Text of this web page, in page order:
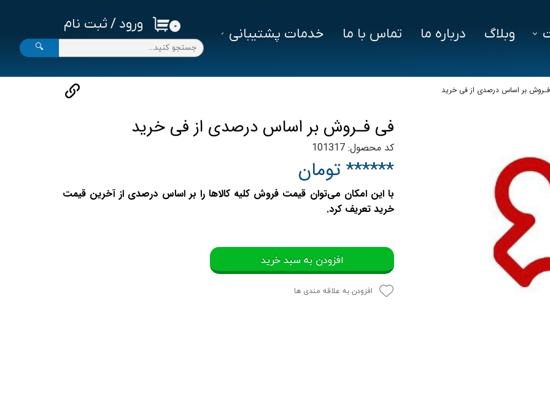
ورود / ثبت نام ۰
🔍
وبلاگ درباره ما تماس با ما
خدمات پشتیبانی
بر اساس درصدی از فی خرید
فی فـروش بر اساس درصدی از فی خرید
کد محصول: 101317
****** تومان
با این امکان می‌توان قیمت فروش کلیه کالاها را بر اساس درصدی از آخرین قیمت
خرید تعریف کرد.
افزودن به سبد خرید
افزودن به علاقه مندی ها